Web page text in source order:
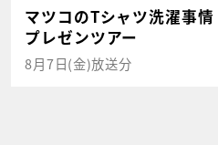
マツコのTシャツ洗濯事
プレゼンツアー
8月7日(金)放送分